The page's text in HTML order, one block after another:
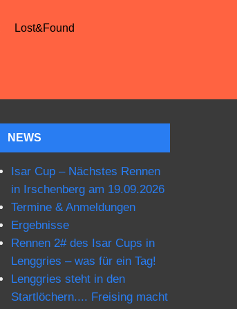
Lost&Found
NEWS
Isar Cup – Nächstes Rennen
in Irschenberg am 19.09.2026
Termine & Anmeldungen
Ergebnisse
Rennen 2# des Isar Cups in
Lenggries – was für ein Tag!
Lenggries steht in den
Startlöchern.... Freising macht